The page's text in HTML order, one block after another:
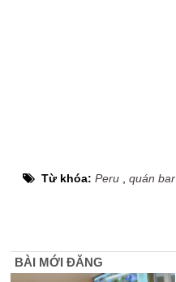
Từ khóa:Peru ,quán bar
BÀI MỚI ĐĂNG